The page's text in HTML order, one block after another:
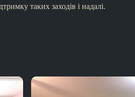
таких заходів і надалі.